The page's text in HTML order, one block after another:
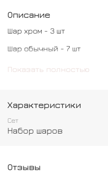
Описание
Шар хром - 3 шт
Шар обычный - 7 шт
Шар Щенячий патруль - 1 шт
Показать полностью
Характеристики
Сет
Набор шаров
Отзывы